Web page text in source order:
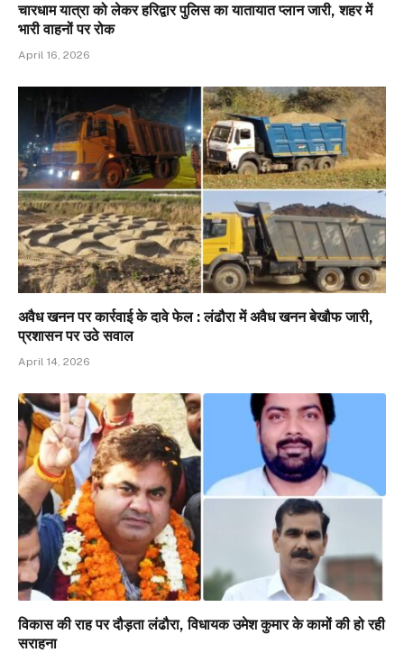
चारधाम यात्रा को लेकर हरिद्वार पुलिस का यातायात प्लान जारी, शहर में
भारी वाहनों पर रोक
April 16, 2026
अवैध खनन पर कार्रवाई के दावे फेल : लंढौरा में अवैध खनन बेखौफ जारी,
प्रशासन पर उठे सवाल
April 14, 2026
विकास की राह पर दौड़ता लंढौरा, विधायक उमेश कुमार के कामों की हो रही
सराहना